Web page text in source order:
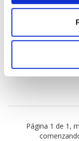
STANGEST
9 PERROS Y GATOS
- +
Página 1 de 1,